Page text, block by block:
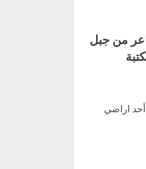
من جبل
اراضي